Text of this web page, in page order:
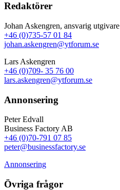
Redaktörer
Johan Askengren, ansvarig utgivare
+46 (0)735-57 01 84
johan.askengren@ytforum.se
Lars Askengren
+46 (0)709- 35 76 00
lars.askengren@ytforum.se
Annonsering
Peter Edvall
Business Factory AB
+46 (0)70-791 07 85
peter@businessfactory.se
Annonsering
Övriga frågor